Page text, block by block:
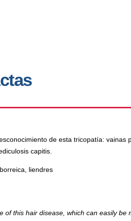
de esta tricopatía: vainas
capitis.
liendres
this hair disease, which can easily be